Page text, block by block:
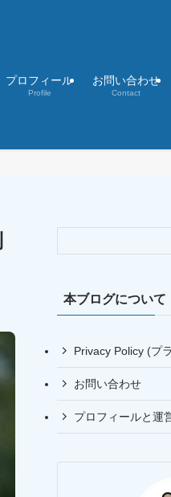
プロフィール
Profile
お問い合わせ
Contact
本ブログについて
Privacy Policy (プ
お問い合わせ
プロフィールと運